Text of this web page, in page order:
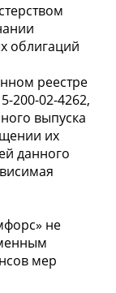
облигаций
реестре
200-02-4262,
выпуска
их
данного
не
мер